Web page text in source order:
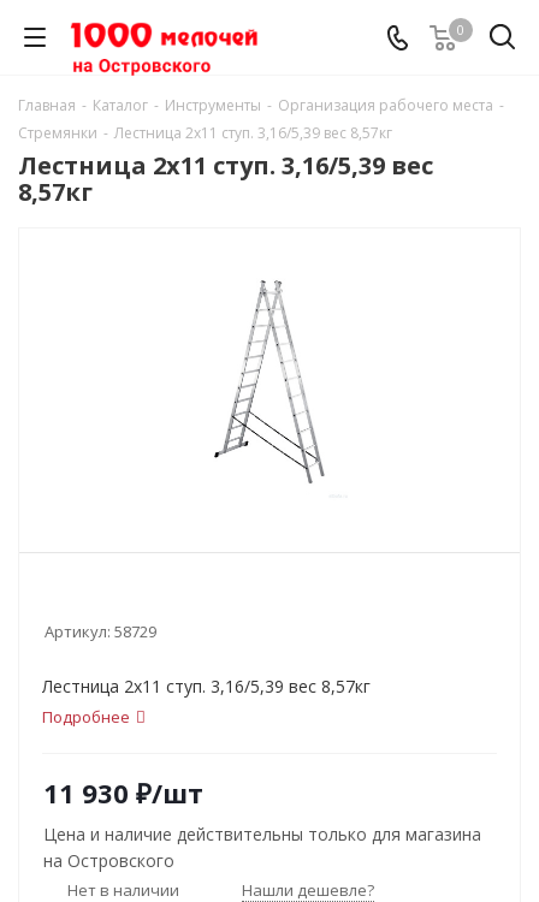
0
Главная - Каталог - Инструменты - Организация рабочего места -
Стремянки - Лестница 2х11 ступ. 3,16/5,39 вес 8,57кг
Лестница 2х11 ступ. 3,16/5,39 вес
8,57кг
Артикул: 58729
Лестница 2х11 ступ. 3,16/5,39 вес 8,57кг
Подробнее
11 930 ₽/шт
Цена и наличие действительны только для магазина
на Островского
Нет в наличии Нашли дешевле?